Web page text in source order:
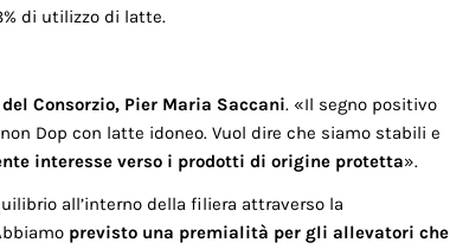
di utilizzo di latte.
Consorzio, Pier Maria Saccani. «Il segno positivo
Dop con latte idoneo. Vuol dire che siamo stabili e
interesse verso i prodotti di origine protetta».
all’interno della filiera attraverso la
previsto una premialità per gli allevatori che